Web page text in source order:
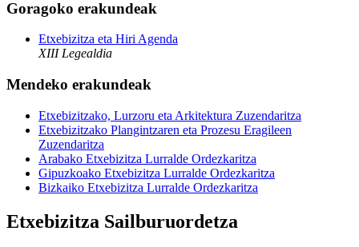
Goragoko erakundeak
Etxebizitza eta Hiri Agenda
XIII Legealdia
Mendeko erakundeak
Etxebizitzako, Lurzoru eta Arkitektura Zuzendaritza
Etxebizitzako Plangintzaren eta Prozesu Eragileen
Zuzendaritza
Arabako Etxebizitza Lurralde Ordezkaritza
Gipuzkoako Etxebizitza Lurralde Ordezkaritza
Bizkaiko Etxebizitza Lurralde Ordezkaritza
Etxebizitza Sailburuordetza